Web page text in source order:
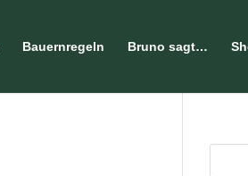
Bauernregeln Bruno sagt…